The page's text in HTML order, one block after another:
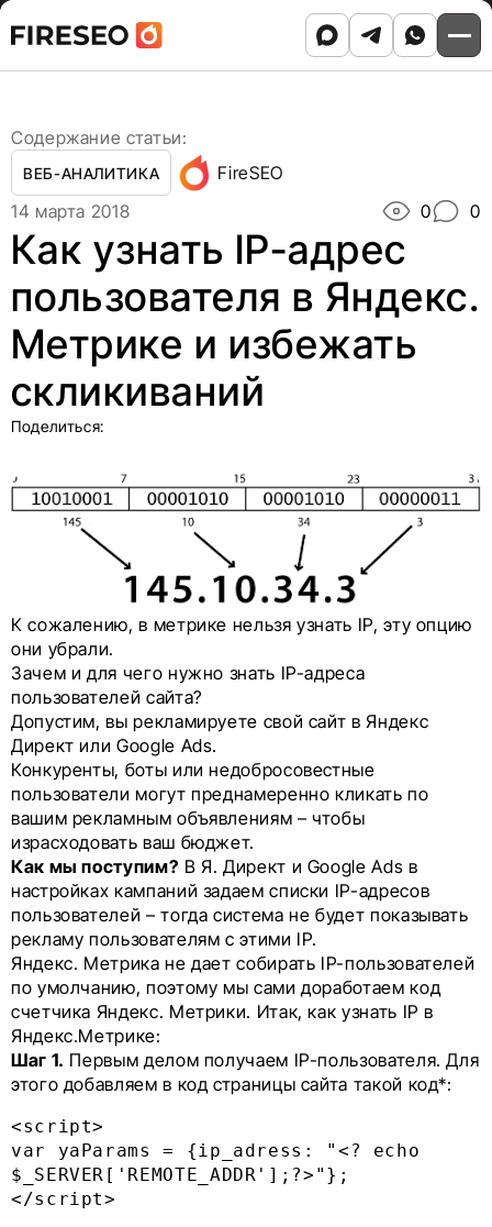
Skip
toСсылки
хлебных
Ссылки
хлебных
Как узнать IP-адрес пользователя в Яндекс. Метрике
Содержание статьи:
ВЕБ-АНАЛИТИКА
FireSEO
14 марта 2018
0 0
Как узнать IP-адрес
пользователя в Яндекс.
Метрике и избежать
скликиваний
Поделиться:
К сожалению, в метрике нельзя узнать IP, эту опцию
они убрали.
Зачем и для чего нужно знать IP-адреса
пользователей сайта?
Допустим, вы рекламируете свой сайт в Яндекс
Директ или Google Ads.
Конкуренты, боты или недобросовестные
пользователи могут преднамеренно кликать по
вашим рекламным объявлениям – чтобы
израсходовать ваш бюджет.
Как мы поступим? В Я. Директ и Google Ads в
настройках кампаний задаем списки IP-адресов
пользователей – тогда система не будет показывать
рекламу пользователям с этими IP.
Яндекс. Метрика не дает собирать IP-пользователей
по умолчанию, поэтому мы сами доработаем код
счетчика Яндекс. Метрики. Итак, как узнать IP в
Яндекс.Метрике:
Шаг 1. Первым делом получаем IP-пользователя. Для
этого добавляем в код страницы сайта такой код*:
<script>
var yaParams = {ip_adress: "<? echo
$_SERVER['REMOTE_ADDR'];?>"};
</script>